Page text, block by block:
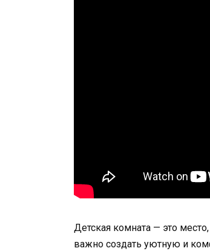
Детская комната — это
важно создать уютную и